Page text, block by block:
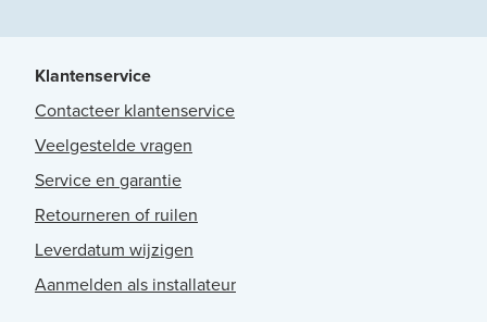
Klantenservice
Contacteer klantenservice
Veelgestelde vragen
Service en garantie
Retourneren of ruilen
Leverdatum wijzigen
Aanmelden als installateur